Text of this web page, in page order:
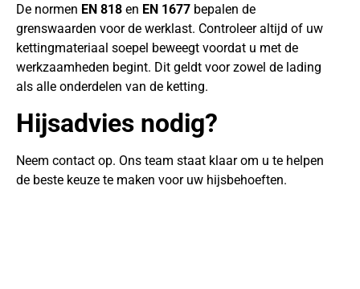
De normen EN 818 en EN 1677 bepalen de
grenswaarden voor de werklast. Controleer altijd of uw
kettingmateriaal soepel beweegt voordat u met de
werkzaamheden begint. Dit geldt voor zowel de lading
als alle onderdelen van de ketting.
Hijsadvies nodig?
Neem contact op. Ons team staat klaar om u te helpen
de beste keuze te maken voor uw hijsbehoeften.